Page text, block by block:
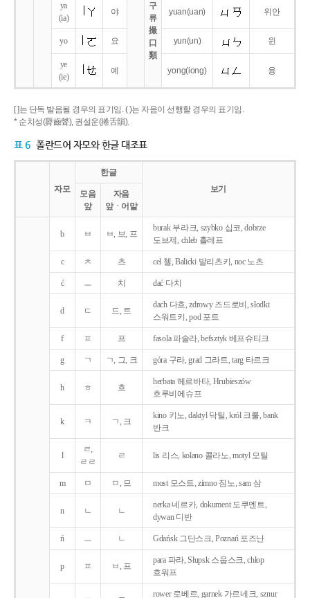
구
류
撮
口
類
ya
(ia)
야 yuan(uan) 위안
yo 요 yun(un) 윈
ye
(ie)
예 yong(iong) 융
[ ]는 단독 발음될 경우의 표기임. ( )는 자음이 선행할 경우의 표기임.
* 순치성(脣齒聲), 권설운(捲舌韻).
표 6 폴란드어 자모와 한글 대조표
자모
한글
보기
모음
앞
자음
앞ㆍ어말
b ㅂ ㅂ, 브, 프
burak 부라크, szybko 십코, dobrze
도브제, chleb 흘레프
c ㅊ 츠 cel 첼, Balicki 발리츠키, noc 노츠
ć ㅡ 치 dać 다치
d ㄷ 드, 트
dach 다흐, zdrowy 즈드로비, słodki
스워트키, pod 포트
f ㅍ 프 fasola 파솔라, befsztyk 베프슈티크
g ㄱ ㄱ, 그, 크 góra 구라, grad 그라트, targ 타르크
h ㅎ 흐
herbata 헤르바타, Hrubieszów
흐루비에슈프
k ㅋ ㄱ, 크
kino 키노, daktyl 닥틸, król 크룰, bank
반크
l
ㄹ,
ㄹㄹ
ㄹ lis 리스, kolano 콜라노, motyl 모틸
m ㅁ ㅁ, 므 most 모스트, zimno 짐노, sam 삼
n ㄴ ㄴ
nerka 네르카, dokument 도쿠멘트,
dywan 디반
ń ㅡ ㄴ Gdańsk 그단스크, Poznań 포즈난
p ㅍ ㅂ, 프
para 파라, Słupsk 스웁스크, chłop
흐워프
rower 로베르, garnek 가르네크, sznur